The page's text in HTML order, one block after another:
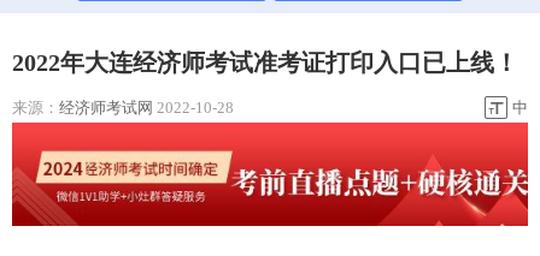
2022年大连经济师考试准考证打印入口已上线！
来源： 经济师考试网 2022-10-28 中